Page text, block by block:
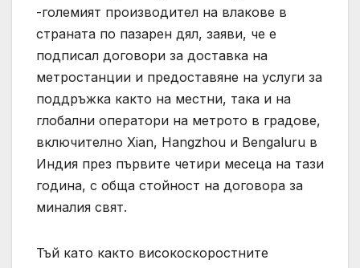
-големият производител на влакове в
страната по пазарен дял, заяви, че е
подписал договори за доставка на
метростанции и предоставяне на услуги за
поддръжка както на местни, така и на
глобални оператори на метрото в градове,
включително Xian, Hangzhou и Bengaluru в
Индия през първите четири месеца на тази
година, с обща стойност на договора за
миналия свят.
Тъй като както високоскоростните